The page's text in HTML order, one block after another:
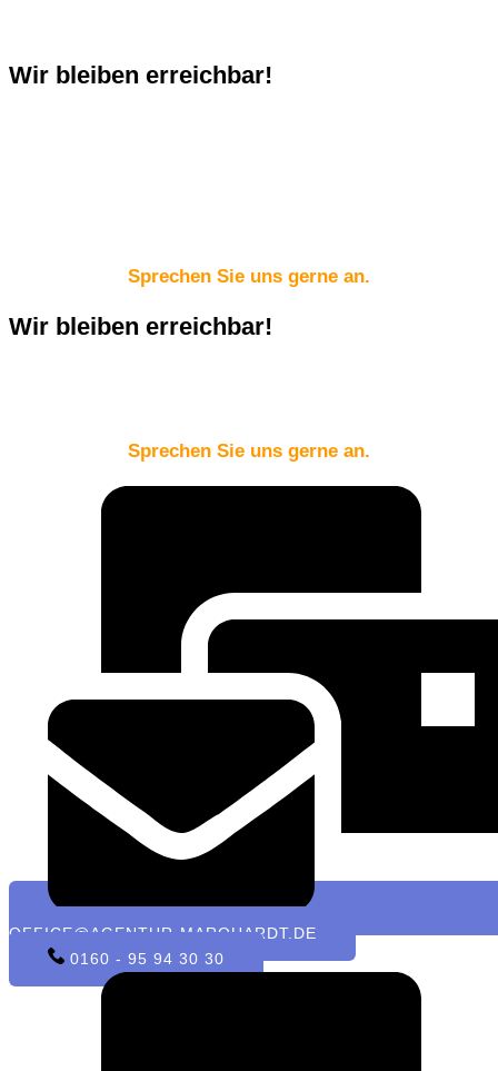
Wir bleiben erreichbar!
Sprechen Sie uns gerne an.
Wir bleiben erreichbar!
Sprechen Sie uns gerne an.
OFFICE@AGENTUR-MARQUARDT.DE
0160 - 95 94 30 30